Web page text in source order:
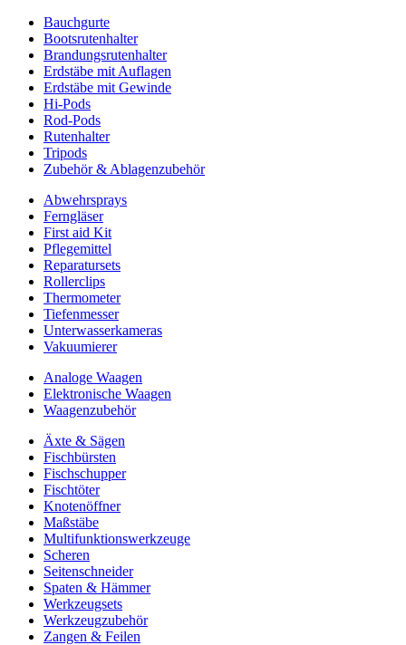
Bauchgurte
Bootsrutenhalter
Brandungsrutenhalter
Erdstäbe mit Auflagen
Erdstäbe mit Gewinde
Hi-Pods
Rod-Pods
Rutenhalter
Tripods
Zubehör & Ablagenzubehör
Abwehrsprays
Ferngläser
First aid Kit
Pflegemittel
Reparatursets
Rollerclips
Thermometer
Tiefenmesser
Unterwasserkameras
Vakuumierer
Analoge Waagen
Elektronische Waagen
Waagenzubehör
Äxte & Sägen
Fischbürsten
Fischschupper
Fischtöter
Knotenöffner
Maßstäbe
Multifunktionswerkzeuge
Scheren
Seitenschneider
Spaten & Hämmer
Werkzeugsets
Werkzeugzubehör
Zangen & Feilen